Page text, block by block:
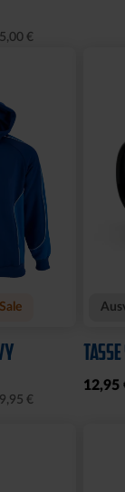
€
Sale
€
12,95